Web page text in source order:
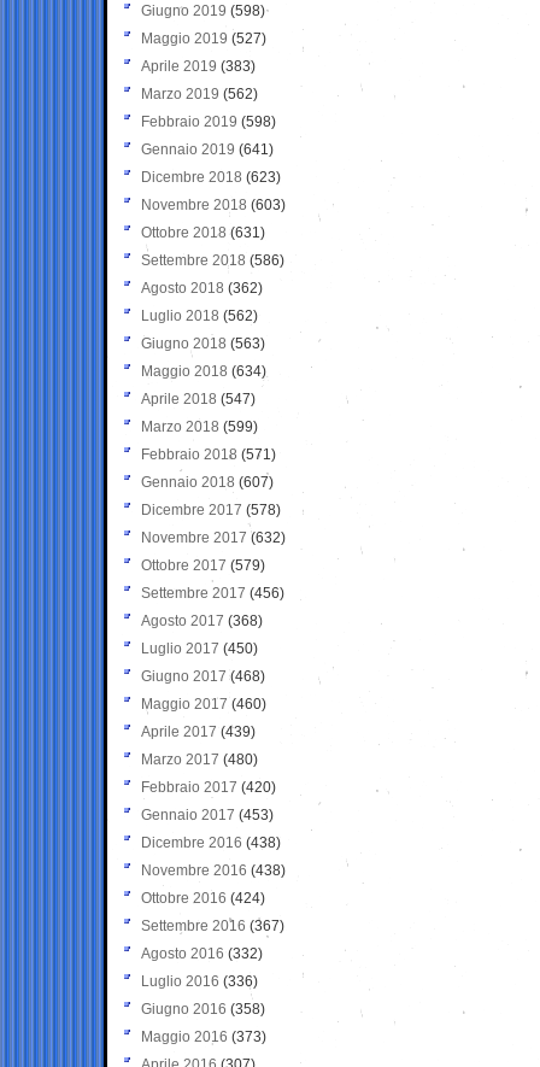
Giugno 2019 (598)
Maggio 2019 (527)
Aprile 2019 (383)
Marzo 2019 (562)
Febbraio 2019 (598)
Gennaio 2019 (641)
Dicembre 2018 (623)
Novembre 2018 (603)
Ottobre 2018 (631)
Settembre 2018 (586)
Agosto 2018 (362)
Luglio 2018 (562)
Giugno 2018 (563)
Maggio 2018 (634)
Aprile 2018 (547)
Marzo 2018 (599)
Febbraio 2018 (571)
Gennaio 2018 (607)
Dicembre 2017 (578)
Novembre 2017 (632)
Ottobre 2017 (579)
Settembre 2017 (456)
Agosto 2017 (368)
Luglio 2017 (450)
Giugno 2017 (468)
Maggio 2017 (460)
Aprile 2017 (439)
Marzo 2017 (480)
Febbraio 2017 (420)
Gennaio 2017 (453)
Dicembre 2016 (438)
Novembre 2016 (438)
Ottobre 2016 (424)
Settembre 2016 (367)
Agosto 2016 (332)
Luglio 2016 (336)
Giugno 2016 (358)
Maggio 2016 (373)